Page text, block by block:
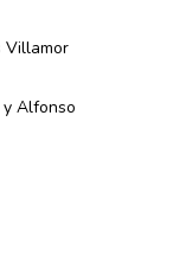
Villamor
Alfonso